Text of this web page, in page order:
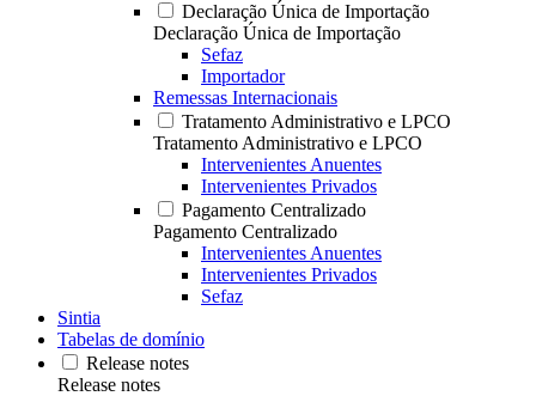
Declaração Única de Importação
Declaração Única de Importação
Sefaz
Importador
Remessas Internacionais
Tratamento Administrativo e LPCO
Tratamento Administrativo e LPCO
Intervenientes Anuentes
Intervenientes Privados
Pagamento Centralizado
Pagamento Centralizado
Intervenientes Anuentes
Intervenientes Privados
Sefaz
Sintia
Tabelas de domínio
Release notes
Release notes